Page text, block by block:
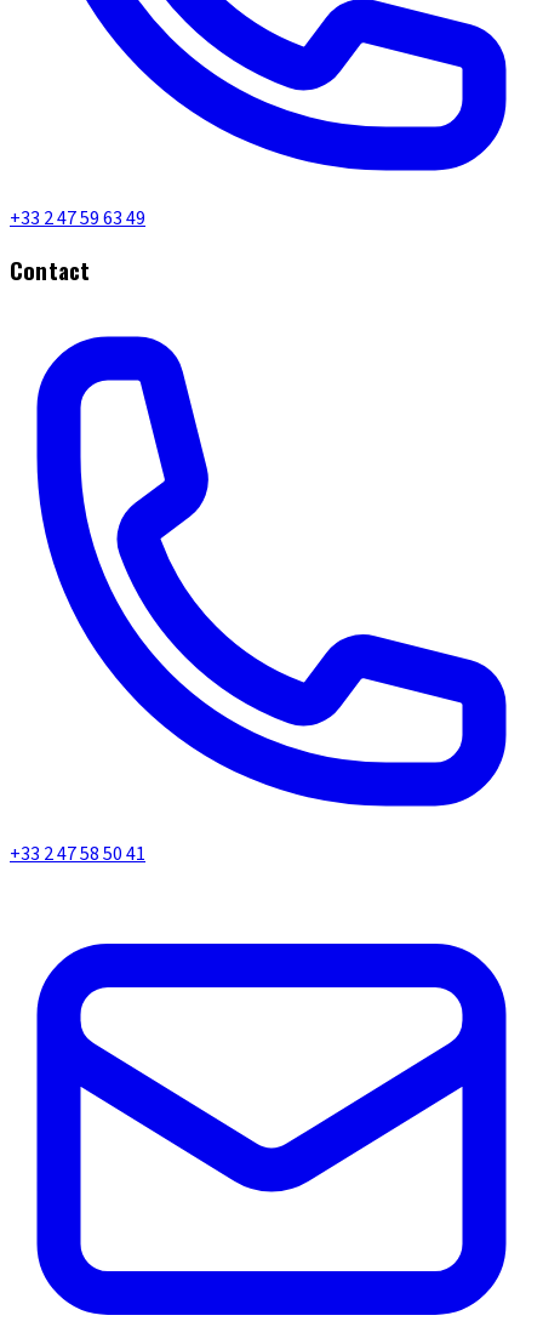
+33 2 47 59 63 49
Contact
+33 2 47 58 50 41